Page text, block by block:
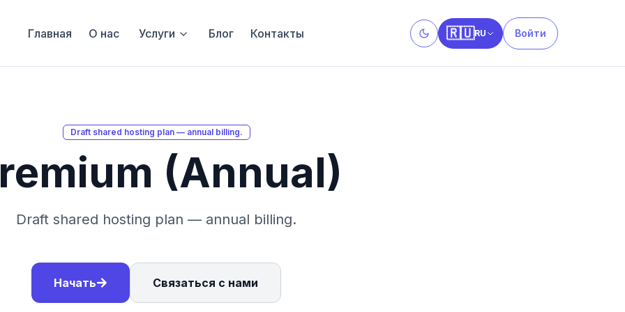
Главная О нас Услуги Блог Контакты
Toggle theme
🇷🇺RU Войти
Draft shared hosting plan — annual billing.
(Annual)
Draft shared hosting plan — annual billing.
Начать Связаться с нами